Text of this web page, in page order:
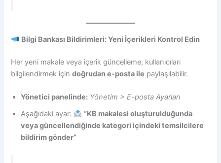
Bilgi Bankası Bildirimleri: Yeni İçerikleri Kontrol Edin
Her yeni makale veya içerik güncelleme, kullanıcıları
bilgilendirmek içindoğrudan e-posta ile paylaşılabilir.
Yönetici panelinde: Yönetim > E-posta Ayarları
Aşağıdaki ayar:
“KB makalesi oluşturulduğunda
veya güncellendiğinde kategori içindeki temsilcilere
bildirim gönder”